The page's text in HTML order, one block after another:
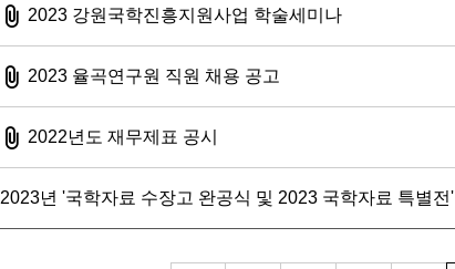
첨부파일
2023 강원국학진흥지원사업 학술세미나
첨부파일
2023 율곡연구원 직원 채용 공고
첨부파일
2022년도 재무제표 공시
2023년 '국학자료 수장고 완공식 및 2023 국학자료 특별전'